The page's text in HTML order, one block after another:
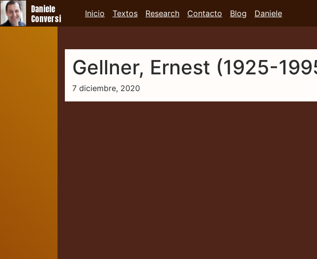
Daniele
Conversi
Inicio Textos Research Contacto Blog Daniele
Gellner, Ernest (1925-
7 diciembre, 2020